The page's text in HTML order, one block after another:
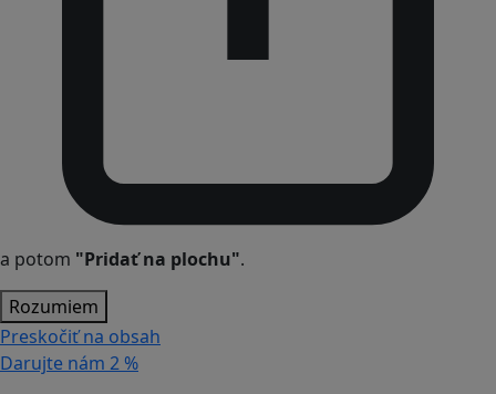
a potom "Pridať na plochu".
Rozumiem
Preskočiť na obsah
Darujte nám 2 %